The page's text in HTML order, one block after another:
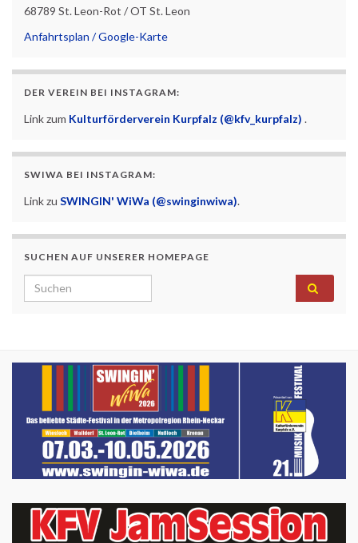
68789 St. Leon-Rot / OT St. Leon
Anfahrtsplan / Google-Karte
DER VEREIN BEI INSTAGRAM:
Link zum Kulturförderverein Kurpfalz (@kfv_kurpfalz) .
SWIWA BEI INSTAGRAM:
Link zu SWINGIN' WiWa (@swinginwiwa).
SUCHEN AUF UNSERER HOMEPAGE
Search for: